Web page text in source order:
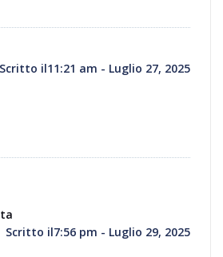
Scritto il11:21 am - Luglio 27, 2025
Scritto il7:56 pm - Luglio 29, 2025